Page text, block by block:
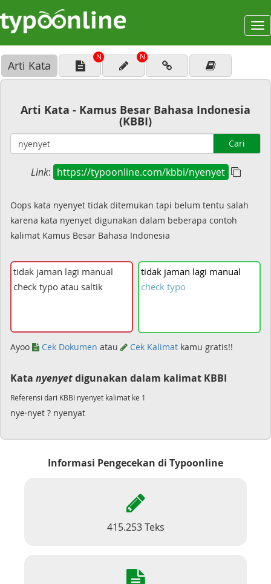
Arti Kata
N N
Arti Kata - Kamus Besar Bahasa Indonesia
(KBBI)
Cari
Link: https://typoonline.com/kbbi/nyenyet
Oops kata nyenyet tidak ditemukan tapi belum tentu salah
karena kata nyenyet digunakan dalam beberapa contoh
kalimat Kamus Besar Bahasa Indonesia
tidak jaman lagi manual
check typo
Ayoo Cek Dokumen atau Cek Kalimat kamu gratis!!
Kata nyenyetdigunakan dalam kalimat KBBI
Referensi dari KBBI nyenyet kalimat ke 1
nye·nyet ? nyenyat
Informasi Pengecekan di Typoonline
415.253 Teks